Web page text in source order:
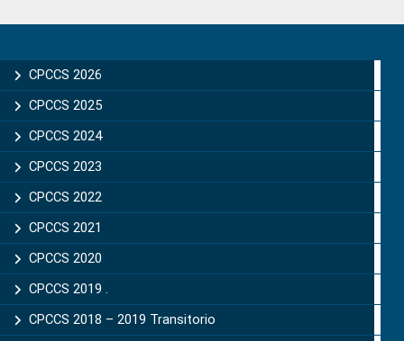
Sidebar
CPCCS 2026
CPCCS 2025
CPCCS 2024
CPCCS 2023
CPCCS 2022
CPCCS 2021
CPCCS 2020
CPCCS 2019 .
CPCCS 2018 – 2019 Transitorio